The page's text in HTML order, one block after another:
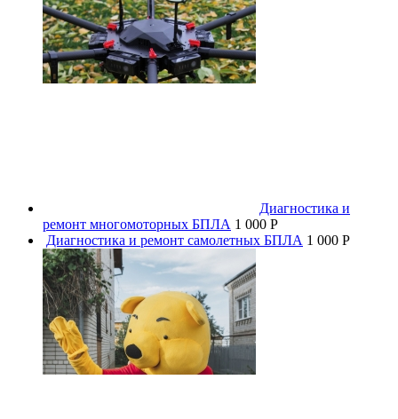
Диагностика и
ремонт многомоторных БПЛА 1 000 P
Диагностика и ремонт самолетных БПЛА 1 000 P